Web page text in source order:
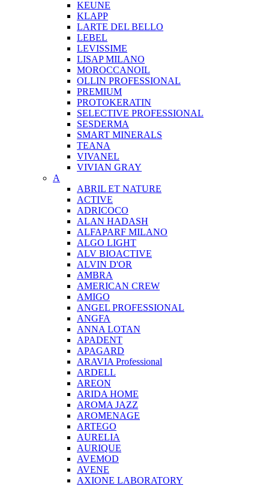
KEUNE
KLAPP
LARTE DEL BELLO
LEBEL
LEVISSIME
LISAP MILANO
MOROCCANOIL
OLLIN PROFESSIONAL
PREMIUM
PROTOKERATIN
SELECTIVE PROFESSIONAL
SESDERMA
SMART MINERALS
TEANA
VIVANEL
VIVIAN GRAY
A
ABRIL ET NATURE
ACTIVE
ADRICOCO
ALAN HADASH
ALFAPARF MILANO
ALGO LIGHT
ALV BIOACTIVE
ALVIN D'OR
AMBRA
AMERICAN CREW
AMIGO
ANGEL PROFESSIONAL
ANGFA
ANNA LOTAN
APADENT
APAGARD
ARAVIA Professional
ARDELL
AREON
ARIDA HOME
AROMA JAZZ
AROMENAGE
ARTEGO
AURELIA
AURIQUE
AVEMOD
AVENE
AXIONE LABORATORY